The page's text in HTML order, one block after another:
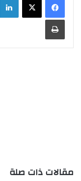
مقالات ذات صلة